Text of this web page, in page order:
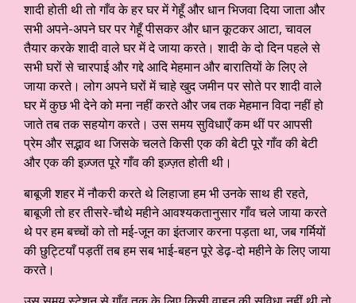
शादी होती थी तो गाँव के हर घर में गेहूँ और धान भिजवा दिया जाता और
सभी अपने-अपने घर पर गेहूँ पीसकर और धान कूटकर आटा, चावल
तैयार करके शादी वाले घर में दे जाया करते। शादी के दो दिन पहले से
सभी घरों से चारपाई और गद्दे आदि मेहमान और बारातियों के लिए ले
जाया करते। लोग अपने घरों में चाहे खुद जमीन पर सोते पर शादी वाले
घर में कुछ भी देने को मना नहीं करते और जब तक मेहमान विदा नहीं हो
जाते तब तक सहयोग करते। उस समय सुविधाएँ कम थीं पर आपसी
प्रेम और सद्भाव था जिसके चलते किसी एक की बेटी पूरे गाँव की बेटी
और एक की इज़्जत पूरे गाँव की इज़्ज़त होती थी।
बाबूजी शहर में नौकरी करते थे लिहाजा हम भी उनके साथ ही रहते,
बाबूजी तो हर तीसरे-चौथे महीने आवश्यकतानुसार गाँव चले जाया करते
थे पर हम बच्चों को तो मई-जून का इंतजार करना पड़ता था, जब गर्मियों
की छुट्टियाँ पड़तीं तब हम सब भाई-बहन पूरे डेढ़-दो महीने के लिए जाया
करते।